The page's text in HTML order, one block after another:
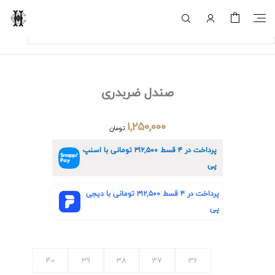
صندل ضربدری
۱,۲۵۰,۰۰۰ تومان
پرداخت در ۴ قسط ۳۱۲,۵۰۰تومانی با اسنپ
پی
پرداخت در ۴ قسط ۳۱۲,۵۰۰تومانی با دیجی
پی
36
37
38
39
40